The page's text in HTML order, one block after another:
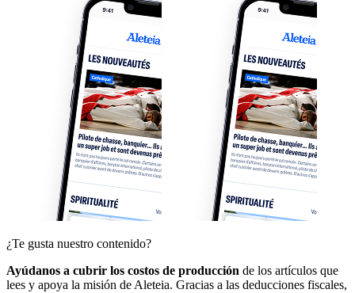
¿Te gusta nuestro contenido?
Ayúdanos a cubrir los costos de producción de los artículos que
lees y apoya la misión de Aleteia. Gracias a las deducciones fiscales,